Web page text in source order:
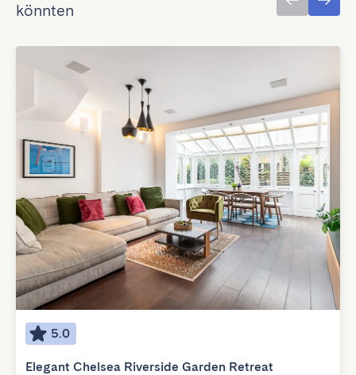
könnten
5.0
Elegant Chelsea Riverside Garden Retreat